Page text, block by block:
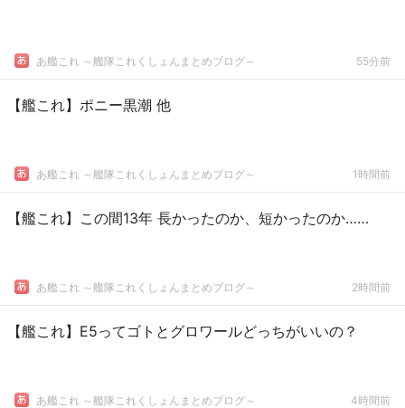
あ艦これ ～艦隊これくしょんまとめブログ～ 55分前
【艦これ】ポニー黒潮 他
あ艦これ ～艦隊これくしょんまとめブログ～ 1時間前
【艦これ】この間13年 長かったのか、短かったのか……
あ艦これ ～艦隊これくしょんまとめブログ～ 2時間前
【艦これ】E5ってゴトとグロワールどっちがいいの？
あ艦これ ～艦隊これくしょんまとめブログ～ 4時間前